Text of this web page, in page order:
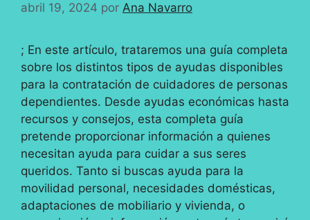
abril 19, 2024 por Ana Navarro
; En este artículo, trataremos una guía completa
sobre los distintos tipos de ayudas disponibles
para la contratación de cuidadores de personas
dependientes. Desde ayudas económicas hasta
recursos y consejos, esta completa guía
pretende proporcionar información a quienes
necesitan ayuda para cuidar a sus seres
queridos. Tanto si buscas ayuda para la
movilidad personal, necesidades domésticas,
adaptaciones de mobiliario y vivienda, o